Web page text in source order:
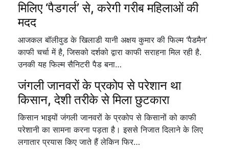
मिलिए ‘पैडगर्ल’ से, करेगी गरीब महिलाओं की
मदद
आजकल बॉलीवुड के खिलाडी यानी अक्षय कुमार की फिल्म ‘पैडमैन’
काफी चर्चा में है, जिसको दर्शको द्वारा काफी सराहना मिल रही है.
उनकी यह फिल्म सैनिटरी पैड बना…
जंगली जानवरों के प्रकोप से परेशान था
किसान, देशी तरीके से मिला छुटकारा
किसान भाइयों जंगली जानवरों के प्रकोप से किसानों को काफी
परेशानी का सामना करना पड़ता है। इससे निजात दिलाने के लिए
लगातार प्रयास किए जाते हैं लेकिन फिर…